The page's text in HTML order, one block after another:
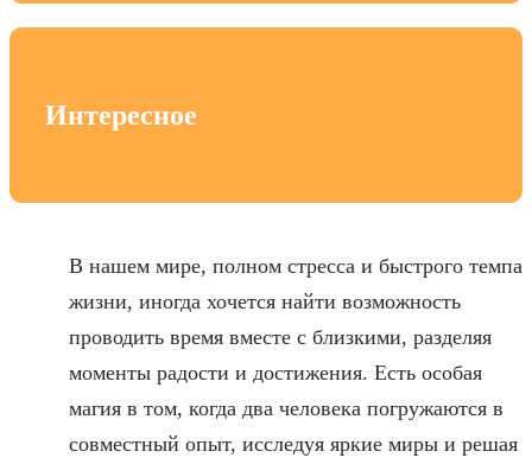
Интересное
В нашем мире, полном стресса и быстрого темпа
жизни, иногда хочется найти возможность
проводить время вместе с близкими, разделяя
моменты радости и достижения. Есть особая
магия в том, когда два человека погружаются в
совместный опыт, исследуя яркие миры и решая